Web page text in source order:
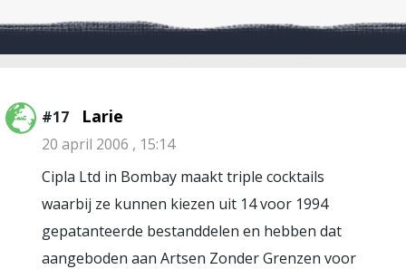
#17 Larie
20 april 2006 , 15:14
Cipla Ltd in Bombay maakt triple cocktails
waarbij ze kunnen kiezen uit 14 voor 1994
gepatanteerde bestanddelen en hebben dat
aangeboden aan Artsen Zonder Grenzen voor